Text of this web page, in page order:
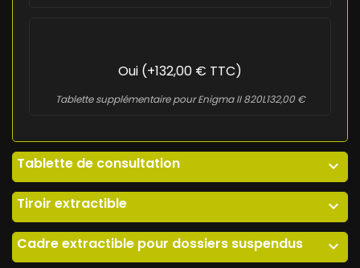
Oui (+132,00 € TTC)
Tablette supplémentaire pour Enigma II 820L132,00 €
Tablette de consultation expand_more
Tiroir extractible expand_more
Cadre extractible pour dossiers suspendus expand_more